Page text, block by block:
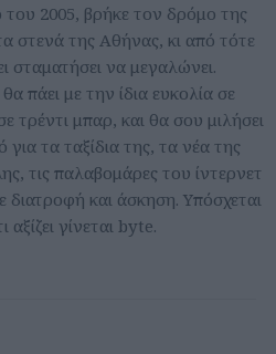
2005, βρήκε τον δρόμο της
στενά της Αθήνας, κι από τότε
σταματήσει να μεγαλώνει.
πάει με την ίδια ευκολία σε
τρέντι μπαρ, και θα σου μιλήσει
για τα ταξίδια της, τα νέα της
τις παλαβομάρες του ίντερνετ
διατροφή και άσκηση. Υπόσχεται
γίνεται byte.